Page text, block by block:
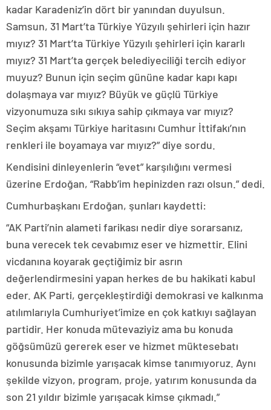
kadar Karadeniz’in dört bir yanından duyulsun.
Samsun, 31 Mart’ta Türkiye Yüzyılı şehirleri için hazır
mıyız? 31 Mart’ta Türkiye Yüzyılı şehirleri için kararlı
mıyız? 31 Mart’ta gerçek belediyeciliği tercih ediyor
muyuz? Bunun için seçim gününe kadar kapı kapı
dolaşmaya var mıyız? Büyük ve güçlü Türkiye
vizyonumuza sıkı sıkıya sahip çıkmaya var mıyız?
Seçim akşamı Türkiye haritasını Cumhur İttifakı’nın
renkleri ile boyamaya var mıyız?” diye sordu.
Kendisini dinleyenlerin “evet” karşılığını vermesi
üzerine Erdoğan, “Rabb’im hepinizden razı olsun.” dedi.
Cumhurbaşkanı Erdoğan, şunları kaydetti:
“AK Parti’nin alameti farikası nedir diye sorarsanız,
buna verecek tek cevabımız eser ve hizmettir. Elini
vicdanına koyarak geçtiğimiz bir asrın
değerlendirmesini yapan herkes de bu hakikati kabul
eder. AK Parti, gerçekleştirdiği demokrasi ve kalkınma
atılımlarıyla Cumhuriyet’imize en çok katkıyı sağlayan
partidir. Her konuda mütevaziyiz ama bu konuda
göğsümüzü gererek eser ve hizmet müktesebatı
konusunda bizimle yarışacak kimse tanımıyoruz. Aynı
şekilde vizyon, program, proje, yatırım konusunda da
son 21 yıldır bizimle yarışacak kimse çıkmadı.”